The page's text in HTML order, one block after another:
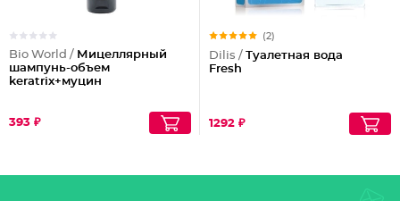
Bio World / Мицеллярный
шампунь-объем
keratrix+муцин
393 ₽
(2)
Dilis / Туалетная вода
Fresh
1292 ₽